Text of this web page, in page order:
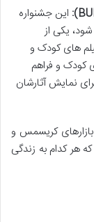
این جشنواره
می شود، یکی از
های کودک و
کودک و فراهم
نمایش آثارشان
بازارهای کریسمس و
هر کدام به زندگی